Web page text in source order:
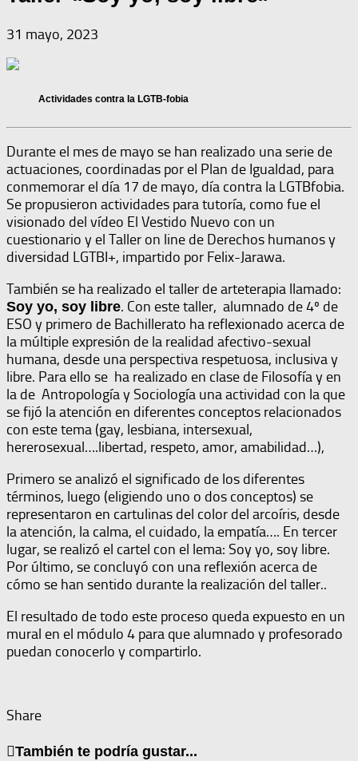
31 mayo, 2023
Actividades contra la LGTB-fobia
Durante el mes de mayo se han realizado una serie de
actuaciones, coordinadas por el Plan de Igualdad, para
conmemorar el día 17 de mayo, día contra la LGTBfobia.
Se propusieron actividades para tutoría, como fue el
visionado del vídeo El Vestido Nuevo con un
cuestionario y el Taller on line de Derechos humanos y
diversidad LGTBI+, impartido por Felix-Jarawa.
También se ha realizado el taller de arteterapia llamado:
Soy yo, soy libre. Con este taller, alumnado de 4º de
ESO y primero de Bachillerato ha reflexionado acerca de
la múltiple expresión de la realidad afectivo-sexual
humana, desde una perspectiva respetuosa, inclusiva y
libre. Para ello se ha realizado en clase de Filosofía y en
la de Antropología y Sociología una actividad con la que
se fijó la atención en diferentes conceptos relacionados
con este tema (gay, lesbiana, intersexual,
hererosexual….libertad, respeto, amor, amabilidad…),
Primero se analizó el significado de los diferentes
términos, luego (eligiendo uno o dos conceptos) se
representaron en cartulinas del color del arcoíris, desde
la atención, la calma, el cuidado, la empatía…. En tercer
lugar, se realizó el cartel con el lema: Soy yo, soy libre.
Por último, se concluyó con una reflexión acerca de
cómo se han sentido durante la realización del taller..
El resultado de todo este proceso queda expuesto en un
mural en el módulo 4 para que alumnado y profesorado
puedan conocerlo y compartirlo.
Share
También te podría gustar...